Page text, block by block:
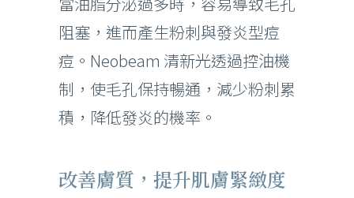
阻塞，進而產生粉刺與發炎型痘
痘。Neobeam 清新光透過控油機
制，使毛孔保持暢通，減少粉刺累
積，降低發炎的機率。
改善膚質，提升肌膚緊緻度